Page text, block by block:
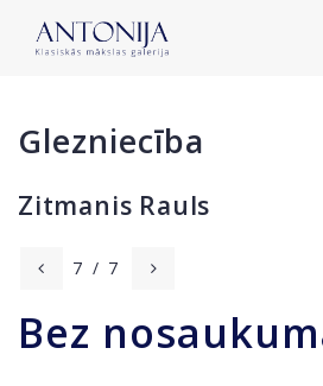
Glezniecība
Zitmanis Rauls
7 / 7
Bez